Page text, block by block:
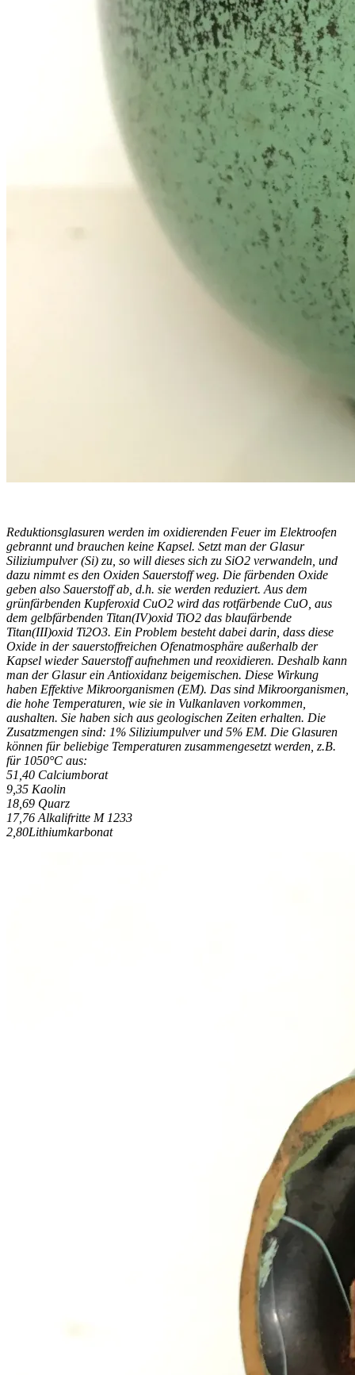
Reduktionsglasuren werden im oxidierenden Feuer im Elektroofen
gebrannt und brauchen keine Kapsel. Setzt man der Glasur
Siliziumpulver (Si) zu, so will dieses sich zu SiO2 verwandeln, und
dazu nimmt es den Oxiden Sauerstoff weg. Die färbenden Oxide
geben also Sauerstoff ab, d.h. sie werden reduziert. Aus dem
grünfärbenden Kupferoxid CuO2 wird das rotfärbende CuO, aus
dem gelbfärbenden Titan(IV)oxid TiO2 das blaufärbende
Titan(III)oxid Ti2O3. Ein Problem besteht dabei darin, dass diese
Oxide in der sauerstoffreichen Ofenatmosphäre außerhalb der
Kapsel wieder Sauerstoff aufnehmen und reoxidieren. Deshalb kann
man der Glasur ein Antioxidanz beigemischen. Diese Wirkung
haben Effektive Mikroorganismen (EM). Das sind Mikroorganismen,
die hohe Temperaturen, wie sie in Vulkanlaven vorkommen,
aushalten. Sie haben sich aus geologischen Zeiten erhalten. Die
Zusatzmengen sind: 1% Siliziumpulver und 5% EM. Die Glasuren
können für beliebige Temperaturen zusammengesetzt werden, z.B.
für 1050°C aus:
51,40 Calciumborat
9,35 Kaolin
18,69 Quarz
17,76 Alkalifritte M 1233
2,80Lithiumkarbonat